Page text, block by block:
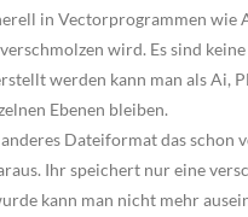
in Vectorprogrammen wie
wird. Es sind
werden kann man als Ai,
Ebenen bleiben.
Dateiformat das schon
Ihr speichert nur eine
kann man nicht mehr